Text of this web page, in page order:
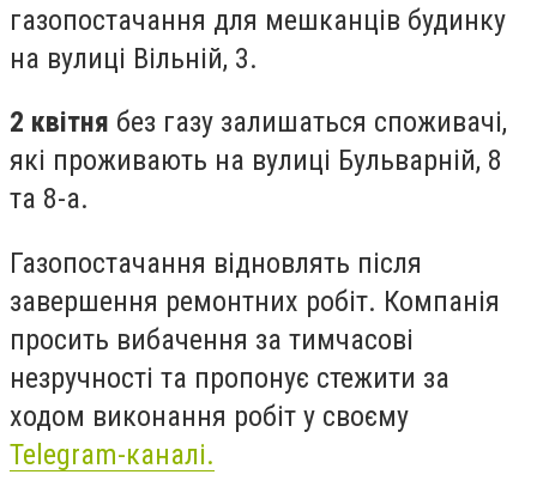
газопостачання для мешканців будинку
на вулиці Вільній, 3.
2 квітня без газу залишаться споживачі,
які проживають на вулиці Бульварній, 8
та 8-а.
Газопостачання відновлять після
завершення ремонтних робіт. Компанія
просить вибачення за тимчасові
незручності та пропонує стежити за
ходом виконання робіт у своєму
Telegram-каналі.